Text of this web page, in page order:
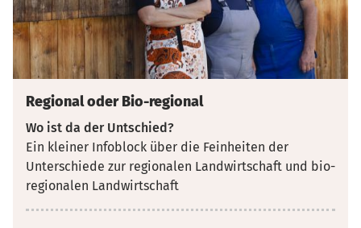
Regional oder Bio-regional
Wo ist da der Untschied?
Ein kleiner Infoblock über die Feinheiten der
Unterschiede zur regionalen Landwirtschaft und bio-
regionalen Landwirtschaft